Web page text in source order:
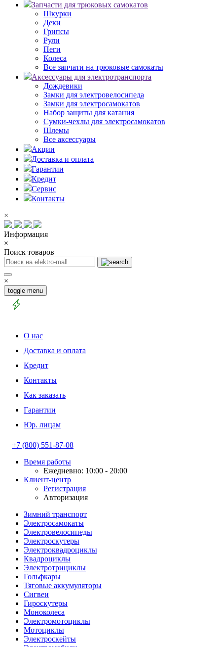
Запчасти для трюковых самокатов
Шкурки
Деки
Грипсы
Рули
Пеги
Колеса
Все запчати на трюковые самокаты
Аксессуары для электротранспорта
Дождевики
Замки для электровелосипеда
Замки для электросамокатов
Набор защиты для катания
Сумки-чехлы для электросамокатов
Шлемы
Все аксессуары
Акции
Доставка и оплата
Гарантии
Кредит
Сервис
Контакты
×
Информация
×
Поиск товаров
×
toggle menu
О нас
Доставка и оплата
Кредит
Контакты
Как заказать
Гарантии
Юр. лицам
+7 (800) 551-87-08
Время работы
Ежедневно: 10:00 - 20:00
Клиент-центр
Регистрация
Авторизация
Зимний транспорт
Электросамокаты
Электровелосипеды
Электроскутеры
Электроквадроциклы
Квадроциклы
Электротрициклы
Гольфкары
Тяговые аккумуляторы
Сигвеи
Гироскутеры
Моноколеса
Электромотоциклы
Мотоциклы
Электроскейты